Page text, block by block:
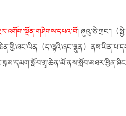
འགོག་སྔོན་གཤེགས་དཔའ་བོ། ཞུའུ་ཅི་ཀྲང་།
（ད་ལྟའི་ཞང་ཧྥུན）